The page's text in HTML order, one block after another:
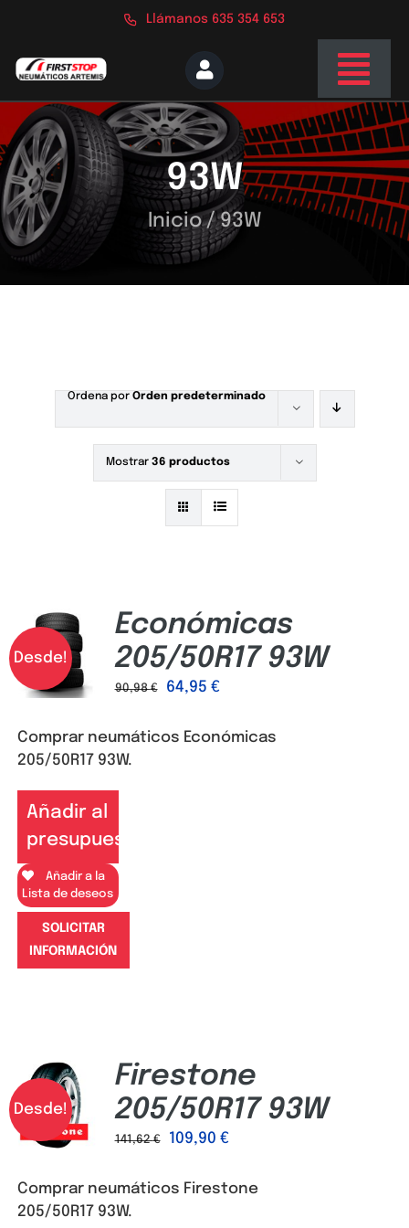
contenido
Llámanos 635 354 653
Inicio
Nosotros
Servicios
Tienda
93W
Inicio / 93W
Ordena por Orden predeterminado
Mostrar 36 productos
Desde!
Económicas
205/50R17 93W
90,98€ 64,95 €
Comprar neumáticos Económicas
205/50R17 93W.
Añadir al
presupuesto
Añadir a la
Lista de deseos
SOLICITAR
INFORMACIÓN
Desde!
Firestone
205/50R17 93W
141,62€ 109,90 €
Comprar neumáticos Firestone
205/50R17 93W.